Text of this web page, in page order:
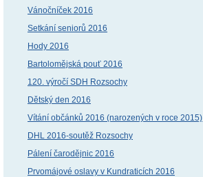
Vánočníček 2016
Setkání seniorů 2016
Hody 2016
Bartolomějská pouť 2016
120. výročí SDH Rozsochy
Dětský den 2016
Vítání občánků 2016 (narozených v roce 2015)
DHL 2016-soutěž Rozsochy
Pálení čarodějnic 2016
Prvomájové oslavy v Kundraticích 2016